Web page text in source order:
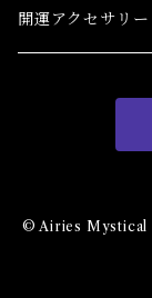
金運 Money
キーチェーン
金運 Money
干支風水置き物
ブレスレット
金運 Money
スピリチュアル
恋愛 Love
線香 Stick
パウダー
仕事
バス＆フロア
バスハーブ
中級者向け
開運アクセサリー
© Airies Mystical